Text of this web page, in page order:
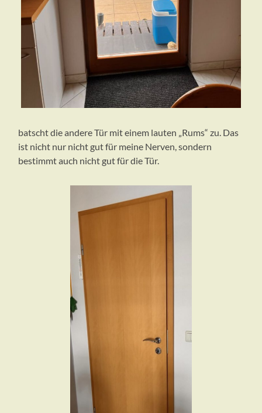
batscht die andere Tür mit einem lauten „Rums“ zu. Das
ist nicht nur nicht gut für meine Nerven, sondern
bestimmt auch nicht gut für die Tür.